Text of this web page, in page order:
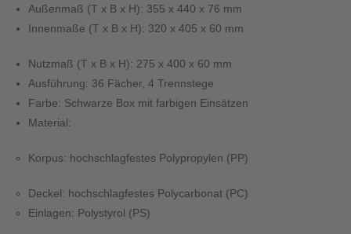
Außenmaß (T x B x H): 355 x 440 x 76 mm
Innenmaße (T x B x H): 320 x 405 x 60 mm
Nutzmaß (T x B x H): 275 x 400 x 60 mm
Ausführung: 36 Fächer, 4 Trennstege
Farbe: Schwarze Box mit farbigen Einsätzen
Material:
Korpus: hochschlagfestes Polypropylen (PP)
Deckel: hochschlagfestes Polycarbonat (PC)
Einlagen: Polystyrol (PS)